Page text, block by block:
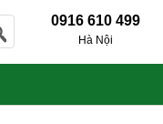
0916 610 499
Hà Nội